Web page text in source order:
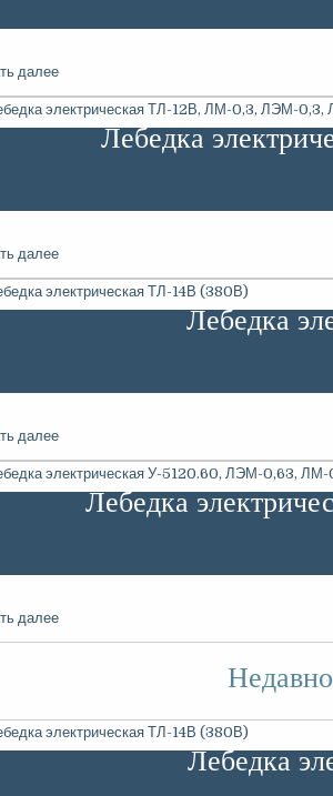
далее
Лебедка
далее
Лебедка
далее
Лебедка
далее
Лебедка